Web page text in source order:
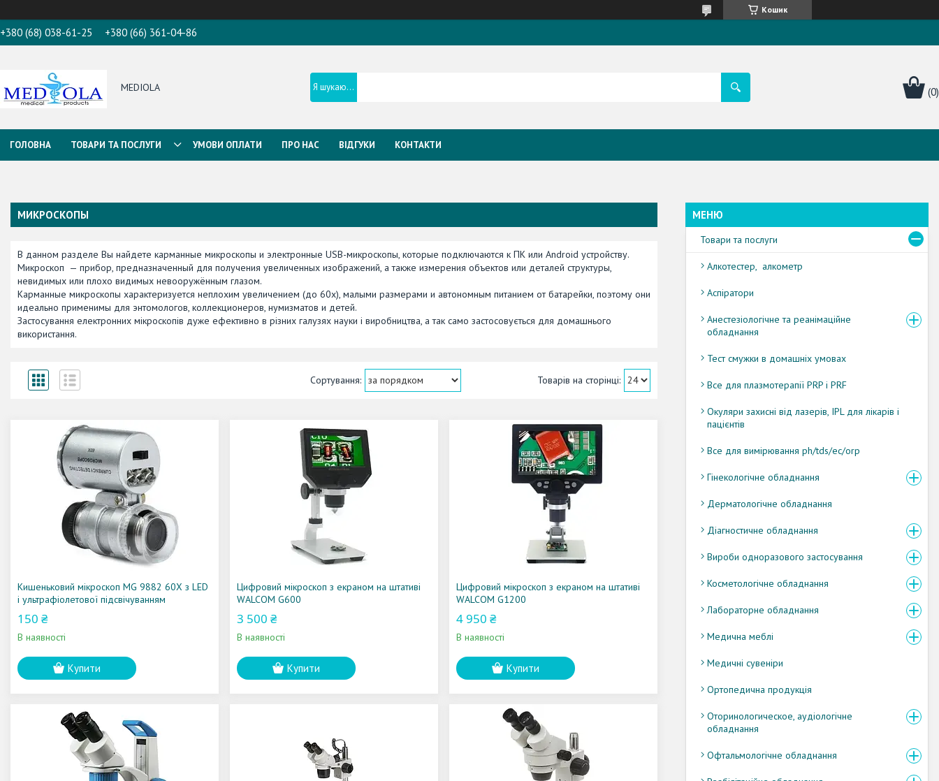
Кошик
+380 (68) 038-61-25 +380 (66) 361-04-86
MEDIOLA
ГОЛОВНА ТОВАРИ ТА ПОСЛУГИ УМОВИ ОПЛАТИ ПРО НАС ВІДГУКИ КОНТАКТИ
МИКРОСКОПЫ
В данном разделе Вы найдете карманные микроскопы и электронные USB-микроскопы, которые подключаются к ПК или Android устройству.
Микроскоп — прибор, предназначенный для получения увеличенных изображений, а также измерения объектов или деталей структуры,
невидимых или плохо видимых невооружённым глазом.
Карманные микроскопы характеризуется неплохим увеличением (до 60x), малыми размерами и автономным питанием от батарейки, поэтому они
идеально применимы для энтомологов, коллекционеров, нумизматов и детей.
Застосування електронних мікроскопів дуже ефективно в різних галузях науки і виробництва, а так само застосовується для домашнього
використання.
Кишеньковий мікроскоп MG 9882 60X з LED
і ультрафіолетової підсвічуванням
150 ₴
В наявності
Купити
Цифровий мікроскоп з екраном на штативі
WALCOM G600
3 500 ₴
В наявності
Купити
Цифровий мікроскоп з екраном на штативі
WALCOM G1200
4 950 ₴
В наявності
Купити
Товари та послуги
Алкотестер, алкометр
Аспіратори
Анестезіологічне та реанімаційне
обладнання
Тест смужки в домашніх умовах
Все для плазмотерапії PRP і PRF
Окуляри захисні від лазерів, IPL для лікарів і
пацієнтів
Все для вимірювання ph/tds/ec/orp
Гінекологічне обладнання
Дерматологічне обладнання
Діагностичне обладнання
Вироби одноразового застосування
Косметологічне обладнання
Лабораторне обладнання
Медична меблі
Медичні сувеніри
Ортопедична продукція
Оторинологическое, аудіологічне
обладнання
Офтальмологічне обладнання